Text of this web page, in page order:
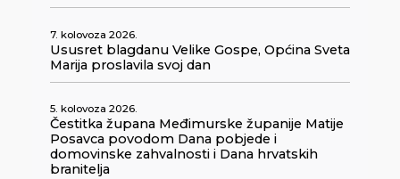
7. kolovoza 2026.
Ususret blagdanu Velike Gospe, Općina Sveta
Marija proslavila svoj dan
5. kolovoza 2026.
Čestitka župana Međimurske županije Matije
Posavca povodom Dana pobjede i
domovinske zahvalnosti i Dana hrvatskih
branitelja